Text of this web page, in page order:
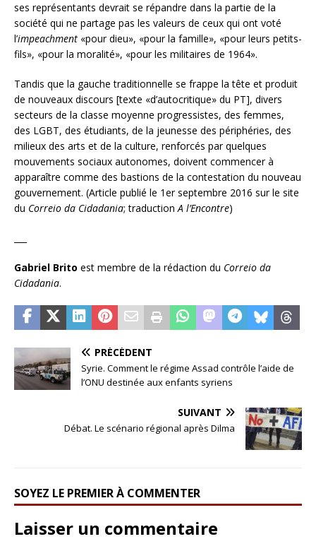
ses représentants devrait se répandre dans la partie de la
société qui ne partage pas les valeurs de ceux qui ont voté
l’impeachment «pour dieu», «pour la famille», «pour leurs petits-
fils», «pour la moralité», «pour les militaires de 1964».
Tandis que la gauche traditionnelle se frappe la tête et produit
de nouveaux discours [texte «d’autocritique» du PT], divers
secteurs de la classe moyenne progressistes, des femmes,
des LGBT, des étudiants, de la jeunesse des périphéries, des
milieux des arts et de la culture, renforcés par quelques
mouvements sociaux autonomes, doivent commencer à
apparaître comme des bastions de la contestation du nouveau
gouvernement. (Article publié le 1er septembre 2016 sur le site
du Correio da Cidadania; traductionA l’Encontre)
Gabriel Brito est membre de la rédaction du Correio da
Cidadania.
PRÉCÉDENT
Syrie. Comment le régime Assad contrôle l’aide de
l’ONU destinée aux enfants syriens
SUIVANT
Débat. Le scénario régional après Dilma
SOYEZ LE PREMIER À COMMENTER
Laisser un commentaire